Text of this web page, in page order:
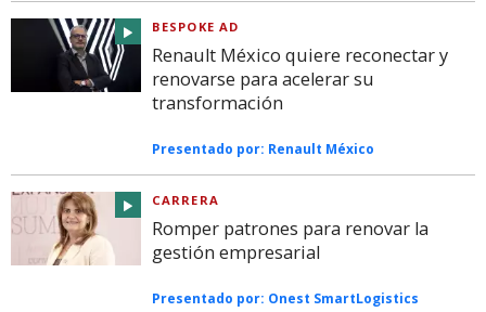
BESPOKE AD
Renault México quiere reconectar y
renovarse para acelerar su
transformación
Presentado por: Renault México
CARRERA
Romper patrones para renovar la
gestión empresarial
Presentado por: Onest SmartLogistics